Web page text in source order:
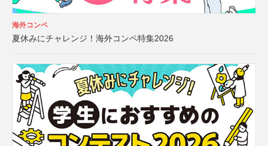
海外コンペ
夏休みにチャレンジ！海外コンペ特集2026